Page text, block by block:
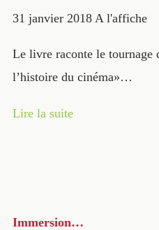
31 janvier 2018 A l'affiche
Le livre raconte le tournage
l’histoire du cinéma»…
Lire la suite
Immersion…